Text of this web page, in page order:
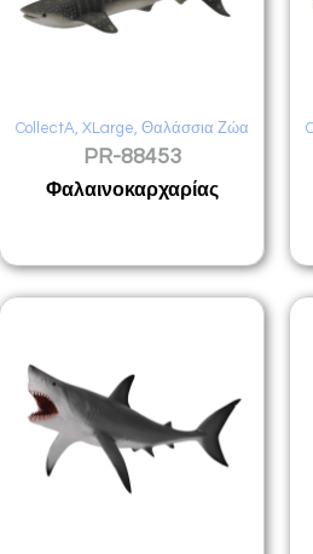
CollectA, XLarge, Θαλάσσια Ζώα
PR-88453
Φαλαινοκαρχαρίας